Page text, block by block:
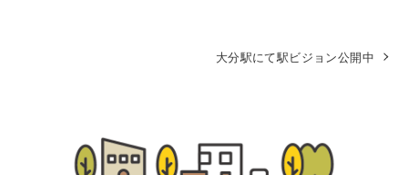
大分駅にて駅ビジョン公開中